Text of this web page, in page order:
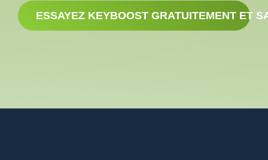
ESSAYEZ KEYBOOST GRATUITEMENT ET